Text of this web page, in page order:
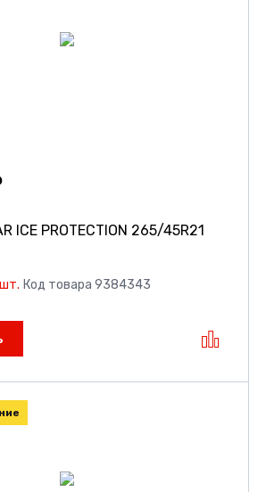
ICE PROTECTION 265/45R21
Код товара 9384343